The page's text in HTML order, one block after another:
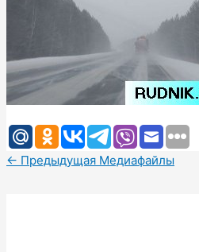
← Предыдущая Медиафайлы